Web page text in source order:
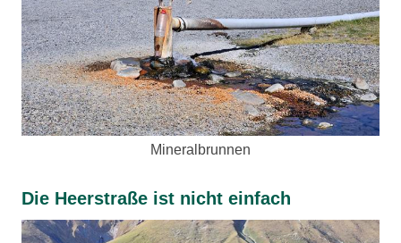
Mineralbrunnen
Die Heerstraße ist nicht einfach